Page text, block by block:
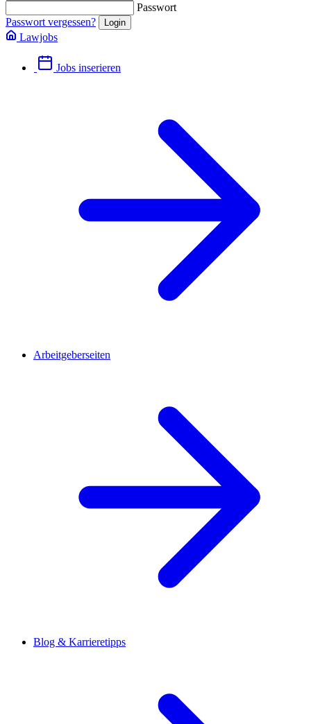
Passwort
Passwort vergessen?
Lawjobs
Jobs inserieren
Arbeitgeberseiten
Blog & Karrieretipps